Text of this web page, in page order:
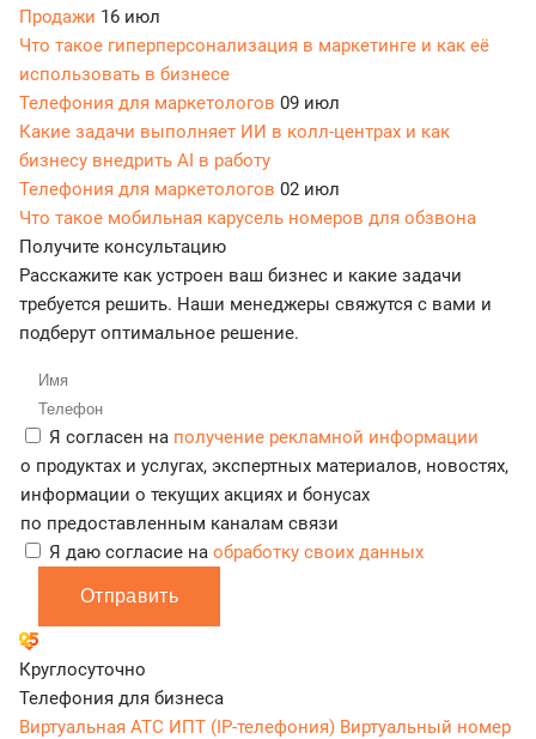
Продажи 16 июл
Что такое гиперперсонализация в маркетинге и как её
использовать в бизнесе
Телефония для маркетологов 09 июл
Какие задачи выполняет ИИ в колл-центрах и как
бизнесу внедрить AI в работу
Телефония для маркетологов 02 июл
Что такое мобильная карусель номеров для обзвона
Получите консультацию
Расскажите как устроен ваш бизнес и какие задачи
требуется решить. Наши менеджеры свяжутся с вами и
подберут оптимальное решение.
Я согласен на получение рекламной информации
о продуктах и услугах, экспертных материалов, новостях,
информации о текущих акциях и бонусах
по предоставленным каналам связи
Я даю согласие на обработку своих данных
Отправить
Круглосуточно
Телефония для бизнеса
Виртуальная АТС ИПТ (IP-телефония) Виртуальный номер